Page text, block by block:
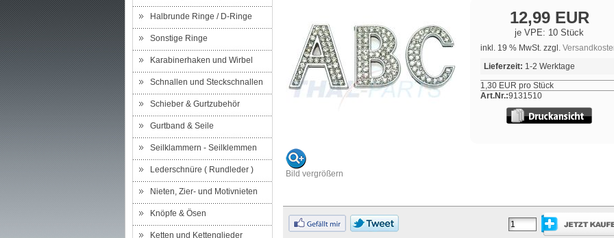
Halbrunde Ringe / D-Ringe
Sonstige Ringe
Karabinerhaken und Wirbel
Schnallen und Steckschnallen
Schieber & Gurtzubehör
Gurtband & Seile
Seilklammern - Seilklemmen
Lederschnüre ( Rundleder )
Nieten, Zier- und Motivnieten
Knöpfe & Ösen
Ketten und Kettenglieder
Bild vergrößern
12,99 EUR
je VPE: 10 Stück
inkl. 19 % MwSt. zzgl.
Lieferzeit: 1-2 Werktage
1,30 EUR pro Stück
Art.Nr.:9131510